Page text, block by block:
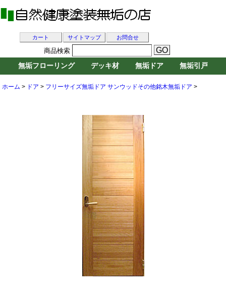
ホーム > ドア > フリーサイズ無垢ドア サンウッドその他銘木無垢ドア >
カート サイトマップ お問合せ
商品検索
無垢フローリング デッキ材 無垢ドア 無垢引戸